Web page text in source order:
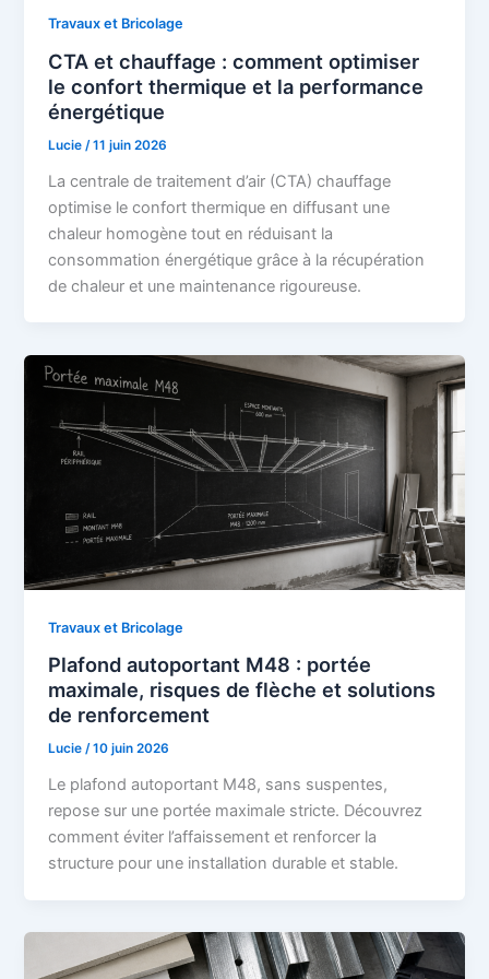
Travaux et Bricolage
CTA et chauffage : comment optimiser
le confort thermique et la performance
énergétique
Lucie /11 juin 2026
La centrale de traitement d’air (CTA) chauffage
optimise le confort thermique en diffusant une
chaleur homogène tout en réduisant la
consommation énergétique grâce à la récupération
de chaleur et une maintenance rigoureuse.
Travaux et Bricolage
Plafond autoportant M48 : portée
maximale, risques de flèche et solutions
de renforcement
Lucie/10 juin 2026
Le plafond autoportant M48, sans suspentes,
repose sur une portée maximale stricte. Découvrez
comment éviter l’affaissement et renforcer la
structure pour une installation durable et stable.